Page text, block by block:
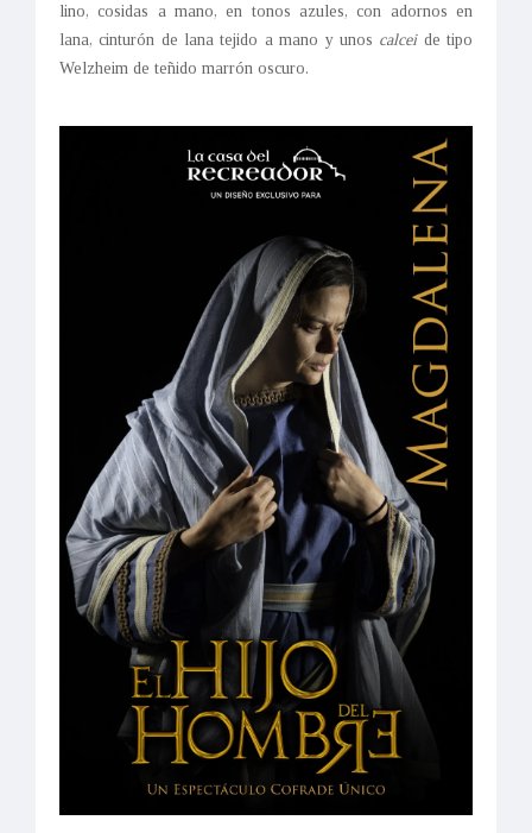
lino, cosidas a mano, en tonos azules, con adornos en
lana, cinturón de lana tejido a mano y unos calceide tipo
Welzheim de teñido marrón oscuro.